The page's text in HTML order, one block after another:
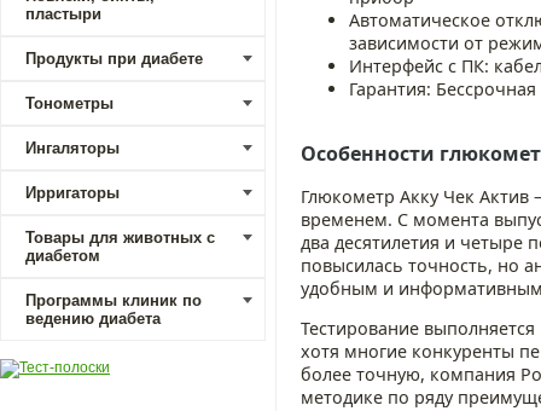
пластыри
Продукты при диабете
Тонометры
Ингаляторы
Ирригаторы
Товары для животных с
диабетом
Программы клиник по
ведению диабета
Автоматическое
зависимости от
Интерфейс с ПК:
Гарантия: Бессрочная
Особенности
Глюкометр Акку Чек
временем. С момента
два десятилетия и четыре
повысилась точность, но
удобным и
Тестирование
хотя многие конкуренты
более точную, компания
методике по ряду